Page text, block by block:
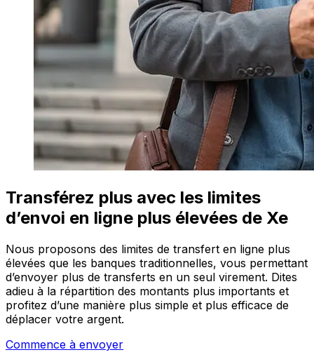
Transférez plus avec les limites
d’envoi en ligne plus élevées de Xe
Nous proposons des limites de transfert en ligne plus
élevées que les banques traditionnelles, vous permettant
d’envoyer plus de transferts en un seul virement. Dites
adieu à la répartition des montants plus importants et
profitez d’une manière plus simple et plus efficace de
déplacer votre argent.
Commence à envoyer